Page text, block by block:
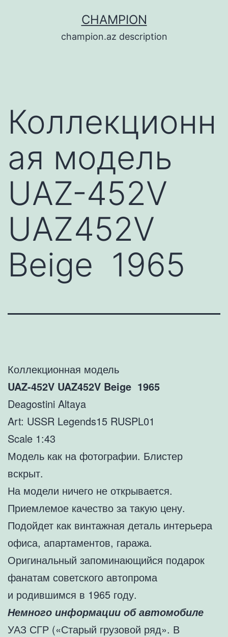
содержимому
CHAMPION
champion.az description
Коллекционн
ая модель
UAZ-452V
UAZ452V
Beige 1965
Коллекционная модель
UAZ-452V UAZ452V Beige 1965
Deagostini Altaya
Art: USSR Legends15 RUSPL01
Scale 1:43
Модель как на фотографии. Блистер
вскрыт.
На модели ничего не открывается.
Приемлемое качество за такую цену.
Подойдет как винтажная деталь интерьера
офиса, апартаментов, гаража.
Оригинальный запоминающийся подарок
фанатам советского автопрома
и родившимся в 1965 году.
Немного информации об автомобиле
УАЗ СГР («Старый грузовой ряд». В